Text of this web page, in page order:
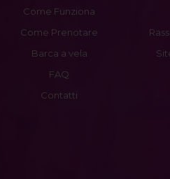
Come Funziona
Come Prenotare
Barca a vela
FAQ
Contatti